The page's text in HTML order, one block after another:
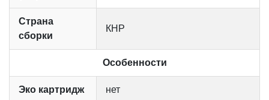
Страна
сборки
КНР
Особенности
Эко картридж нет